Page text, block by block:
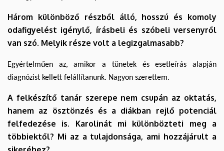
Három különböző részből álló, hosszú és komoly
odafigyelést igénylő, írásbeli és szóbeli versenyről
van szó. Melyik része volt a legizgalmasabb?
Egyértelműen az, amikor a tünetek és esetleírás alapján
diagnózist kellett felállítanunk. Nagyon szerettem.
A felkészítő tanár szerepe nem csupán az oktatás,
hanem az ösztönzés és a diákban rejlő potenciál
felfedezése is. Karolinát mi különbözteti meg a
többiektől? Mi az a tulajdonsága, ami hozzájárult a